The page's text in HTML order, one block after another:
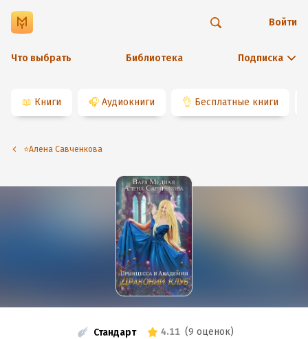
Что выбрать Библиотека Подписка
Войти
📖 Книги 🎧 Аудиокниги 👌 Бесплатные книги
⭐️Алена Савченкова
Стандарт 4.11 (9 оценок)